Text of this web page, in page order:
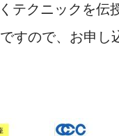
テクニックを伝
すので、お申し